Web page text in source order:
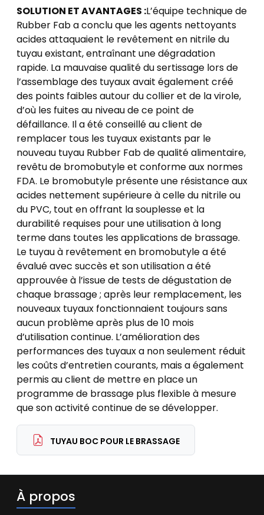
SOLUTION ET AVANTAGES :L’équipe technique de
Rubber Fab a conclu que les agents nettoyants
acides attaquaient le revêtement en nitrile du
tuyau existant, entraînant une dégradation
rapide. La mauvaise qualité du sertissage lors de
l’assemblage des tuyaux avait également créé
des points faibles autour du collier et de la virole,
d’où les fuites au niveau de ce point de
défaillance. Il a été conseillé au client de
remplacer tous les tuyaux existants par le
nouveau tuyau Rubber Fab de qualité alimentaire,
revêtu de bromobutyle et conforme aux normes
FDA. Le bromobutyle présente une résistance aux
acides nettement supérieure à celle du nitrile ou
du PVC, tout en offrant la souplesse et la
durabilité requises pour une utilisation à long
terme dans toutes les applications de brassage.
Le tuyau à revêtement en bromobutyle a été
évalué avec succès et son utilisation a été
approuvée à l’issue de tests de dégustation de
chaque brassage ; après leur remplacement, les
nouveaux tuyaux fonctionnaient toujours sans
aucun problème après plus de 10 mois
d’utilisation continue. L’amélioration des
performances des tuyaux a non seulement réduit
les coûts d’entretien courants, mais a également
permis au client de mettre en place un
programme de brassage plus flexible à mesure
que son activité continue de se développer.
TUYAU BOC POUR LE BRASSAGE
À propos